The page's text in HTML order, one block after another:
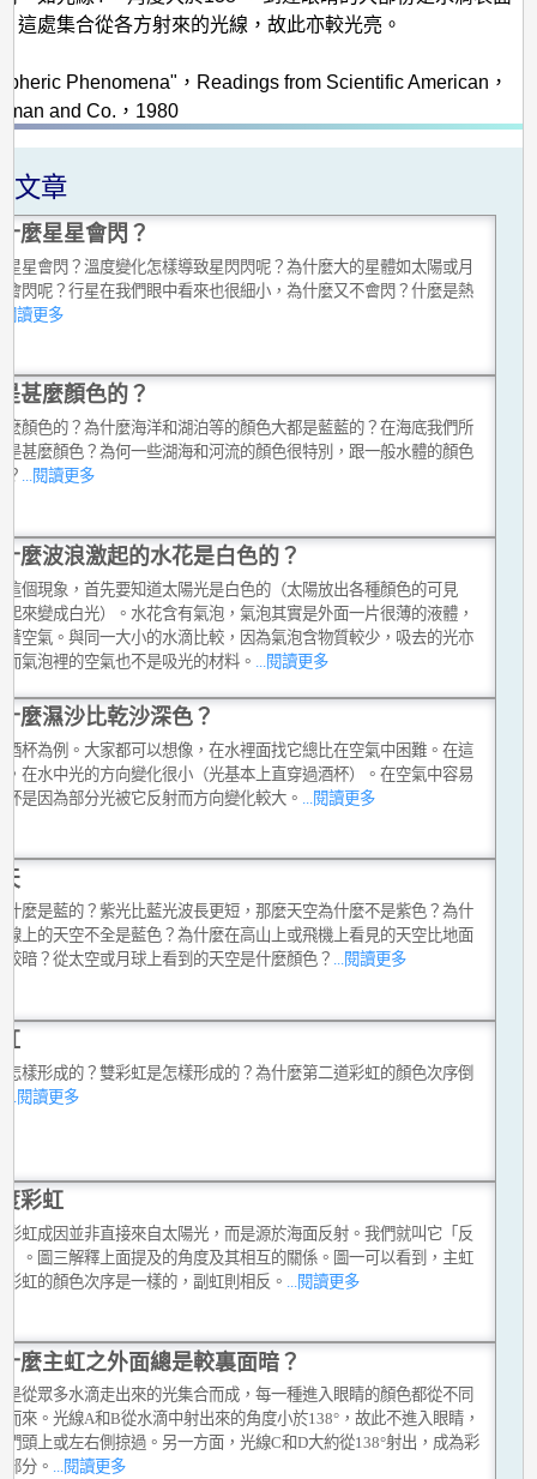
這處集合從各方射來的光線，故此亦較光亮。
Phenomena"，Readings from Scientific American，
and Co.，1980
文章
麼星星會閃？
星星會閃？溫度變化怎樣導致星閃閃呢？為什麼大的星體如太陽或月
會閃呢？行星在我們眼中看來也很細小，為什麼又不會閃？什麼是熱
閱讀更多
甚麼顏色的？
麼顏色的？為什麼海洋和湖泊等的顏色大都是藍藍的？在海底我們所
是甚麼顏色？為何一些湖海和河流的顏色很特別，跟一般水體的顏色
？ ...閱讀更多
麼波浪激起的水花是白色的？
這個現象，首先要知道太陽光是白色的（太陽放出各種顏色的可見
起來變成白光）。水花含有氣泡，氣泡其實是外面一片很薄的液體，
著空氣。與同一大小的水滴比較，因為氣泡含物質較少，吸去的光亦
而氣泡裡的空氣也不是吸光的材料。
...閱讀更多
麼濕沙比乾沙深色？
酒杯為例。大家都可以想像，在水裡面找它總比在空氣中困難。在這
，在水中光的方向變化很小（光基本上直穿過酒杯）。在空氣中容易
杯是因為部分光被它反射而方向變化較大。
...閱讀更多
什麼是藍的？紫光比藍光波長更短，那麼天空為什麼不是紫色？為什
線上的天空不全是藍色？為什麼在高山上或飛機上看見的天空比地面
較暗？從太空或月球上看到的天空是什麼顏色？ ...閱讀更多
怎樣形成的？雙彩虹是怎樣形成的？為什麼第二道彩虹的顏色次序倒
...閱讀更多
彩虹
彩虹成因並非直接來自太陽光，而是源於海面反射。我們就叫它「反
」。圖三解釋上面提及的角度及其相互的關係。圖一可以看到，主虹
彩虹的顏色次序是一樣的，副虹則相反。 ...閱讀更多
麼主虹之外面總是較裏面暗？
是從眾多水滴走出來的光集合而成，每一種進入眼睛的顏色都從不同
而來。光線A和B從水滴中射出來的角度小於138°，故此不進入眼睛，
們頭上或左右側掠過。另一方面，光線C和D大約從138°射出，成為彩
部分。 ...閱讀更多